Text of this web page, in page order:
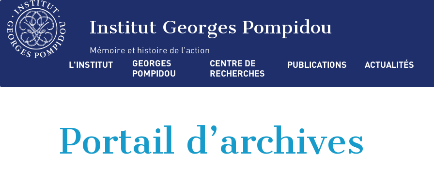
Aller
au
contenu
principal
Institut Georges Pompidou
Mémoire et histoire de l'action
Navigation
L'INSTITUT
GEORGES
POMPIDOU
CENTRE DE
RECHERCHES
PUBLICATIONS ACTUALITÉS
Portail d’archives
Panneau de gestion des cookies